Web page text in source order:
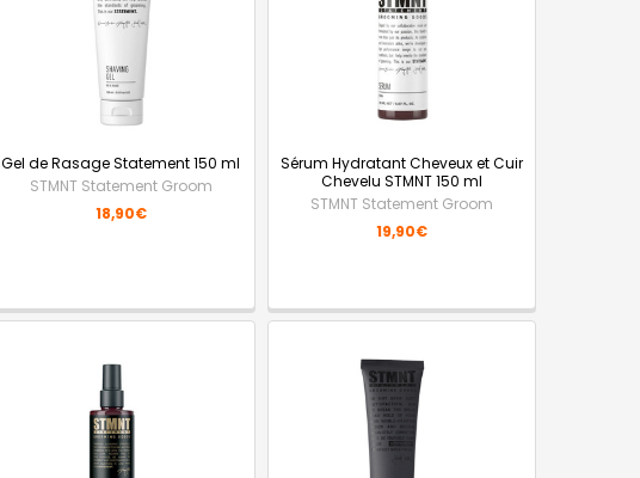
Gel de Rasage Statement 150 ml
STMNT Statement Groom
18,90€
Sérum Hydratant Cheveux et Cuir
Chevelu STMNT 150 ml
STMNT Statement Groom
19,90€